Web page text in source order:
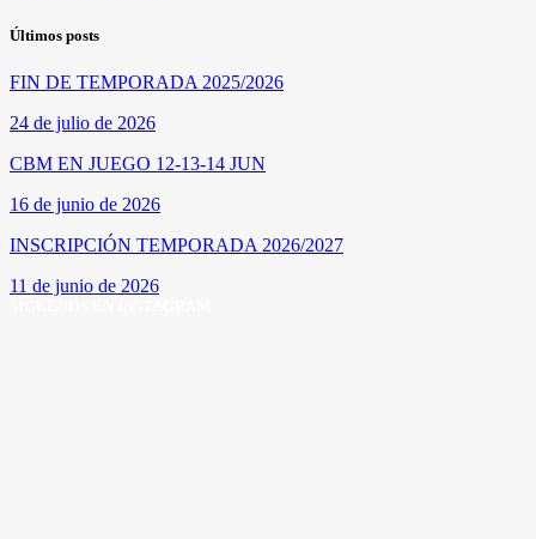
Últimos posts
FIN DE TEMPORADA 2025/2026
24 de julio de 2026
CBM EN JUEGO 12-13-14 JUN
16 de junio de 2026
INSCRIPCIÓN TEMPORADA 2026/2027
11 de junio de 2026